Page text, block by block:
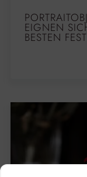
EIGNEN
BESTEN